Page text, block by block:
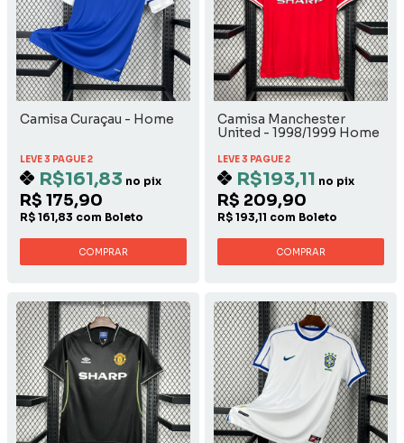
Camisa Curaçau - Home
LEVE 3 PAGUE 2
R$161,83 no pix
R$ 175,90
R$ 161,83 com Boleto
COMPRAR
Camisa Manchester
United - 1998/1999 Home
LEVE 3 PAGUE 2
R$193,11 no pix
R$ 209,90
R$ 193,11 com Boleto
COMPRAR